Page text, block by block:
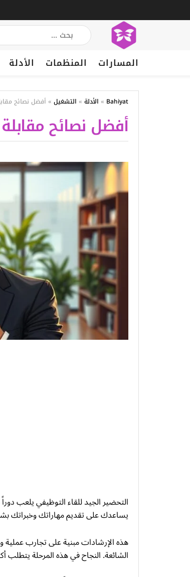
المسارات المنظمات الأدلة
Bahiyat
» الأدلة » التشغيل » أفضل نصائح
أفضل نصائح
التحضير الجيد للقاء التوظيفي يلعب
يساعدك على تقديم مهاراتك وخبراتك
هذه الإرشادات مبنية على تجارب
الشائعة. النجاح في هذه المرحلة